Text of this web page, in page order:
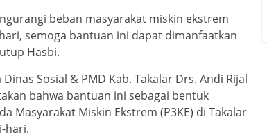
beban masyarakat miskin ekstrem
semoga bantuan ini dapat dimanfaatkan
Hasbi.
Sosial & PMD Kab. Takalar Drs. Andi Rijal
bahwa bantuan ini sebagai bentuk
Masyarakat Miskin Ekstrem (P3KE) di Takalar
hari.